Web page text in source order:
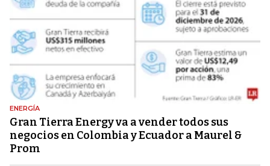
ENERGÍA
Gran Tierra Energy va a vender todos sus
negocios en Colombia y Ecuador a Maurel &
Prom